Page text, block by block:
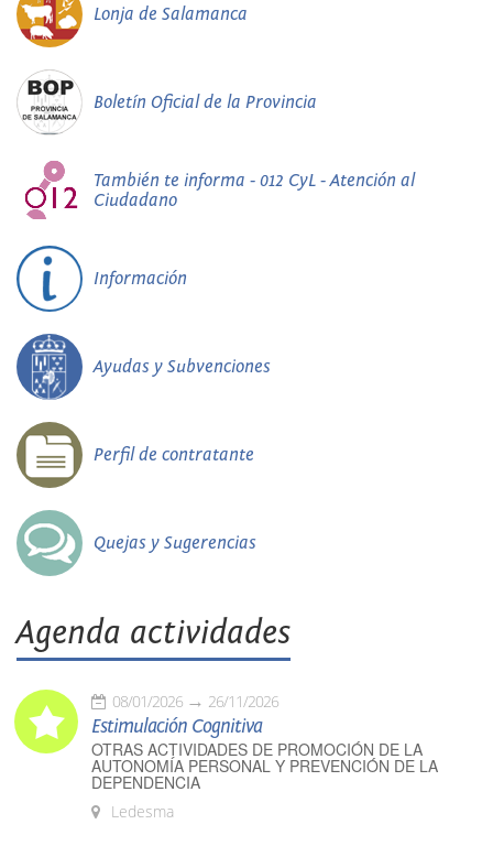
Lonja de Salamanca
Boletín Oficial de la Provincia
También te informa - 012 CyL - Atención al
Ciudadano
Información
Ayudas y Subvenciones
Perfil de contratante
Quejas y Sugerencias
Agenda actividades
08/01/2026 26/11/2026
Estimulación Cognitiva
OTRAS ACTIVIDADES DE PROMOCIÓN DE LA
AUTONOMÍA PERSONAL Y PREVENCIÓN DE LA
DEPENDENCIA
Ledesma